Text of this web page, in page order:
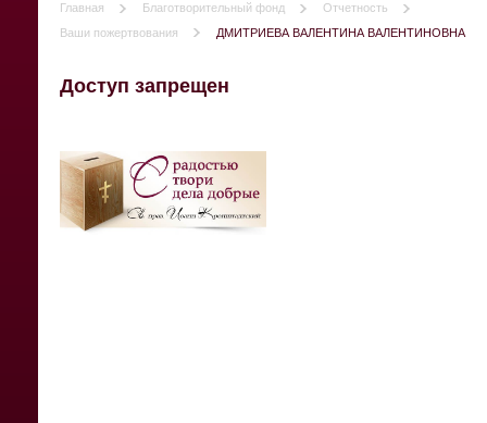
Главная Благотворительный фонд
Отчетность
Ваши пожертвования
ДМИТРИЕВА ВАЛЕНТИНА ВАЛЕНТИНОВНА
Доступ запрещен